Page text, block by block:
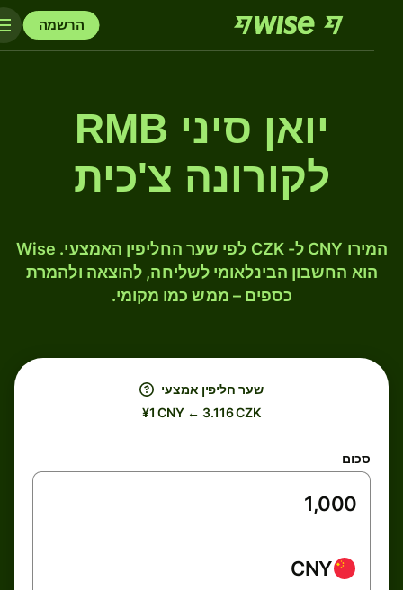
הרשמה
יואן סיני RMB
לקורונה צ'כית
המירו CNY ל- CZK לפי שער החליפין האמצעי. Wise
הוא החשבון הבינלאומי לשליחה, להוצאה ולהמרת
כספים – ממש כמו מקומי.
שער חליפין אמצעי
¥1 CNY ← 3.116 CZK
סכום
CNY